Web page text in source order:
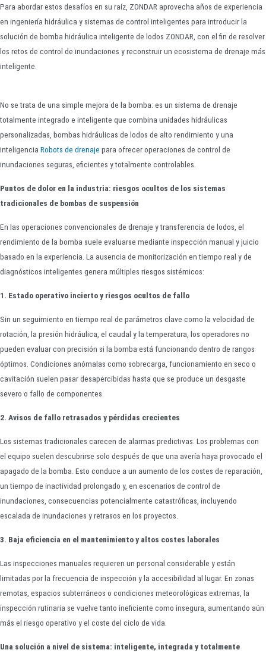
Para abordar estos desafíos en su raíz, ZONDAR aprovecha años de experiencia
en ingeniería hidráulica y sistemas de control inteligentes para introducir la
solución de bomba hidráulica inteligente de lodos ZONDAR, con el fin de resolver
los retos de control de inundaciones y reconstruir un ecosistema de drenaje más
inteligente.
No se trata de una simple mejora de la bomba: es un sistema de drenaje
totalmente integrado e inteligente que combina unidades hidráulicas
personalizadas, bombas hidráulicas de lodos de alto rendimiento y una
inteligencia Robots de drenaje para ofrecer operaciones de control de
inundaciones seguras, eficientes y totalmente controlables.
Puntos de dolor en la industria: riesgos ocultos de los sistemas
tradicionales de bombas de suspensión
En las operaciones convencionales de drenaje y transferencia de lodos, el
rendimiento de la bomba suele evaluarse mediante inspección manual y juicio
basado en la experiencia. La ausencia de monitorización en tiempo real y de
diagnósticos inteligentes genera múltiples riesgos sistémicos:
1. Estado operativo incierto y riesgos ocultos de fallo
Sin un seguimiento en tiempo real de parámetros clave como la velocidad de
rotación, la presión hidráulica, el caudal y la temperatura, los operadores no
pueden evaluar con precisión si la bomba está funcionando dentro de rangos
óptimos. Condiciones anómalas como sobrecarga, funcionamiento en seco o
cavitación suelen pasar desapercibidas hasta que se produce un desgaste
severo o fallo de componentes.
2. Avisos de fallo retrasados y pérdidas crecientes
Los sistemas tradicionales carecen de alarmas predictivas. Los problemas con
el equipo suelen descubrirse solo después de que una avería haya provocado el
apagado de la bomba. Esto conduce a un aumento de los costes de reparación,
un tiempo de inactividad prolongado y, en escenarios de control de
inundaciones, consecuencias potencialmente catastróficas, incluyendo
escalada de inundaciones y retrasos en los proyectos.
3. Baja eficiencia en el mantenimiento y altos costes laborales
Las inspecciones manuales requieren un personal considerable y están
limitadas por la frecuencia de inspección y la accesibilidad al lugar. En zonas
remotas, espacios subterráneos o condiciones meteorológicas extremas, la
inspección rutinaria se vuelve tanto ineficiente como insegura, aumentando aún
más el riesgo operativo y el coste del ciclo de vida.
Una solución a nivel de sistema: inteligente, integrada y totalmente